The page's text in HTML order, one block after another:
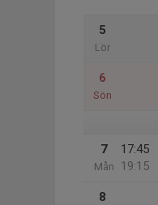
5
Lör
6
Sön
7
Mån
17:45
19:15
8